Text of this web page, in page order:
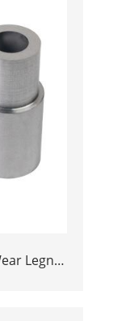
Legne